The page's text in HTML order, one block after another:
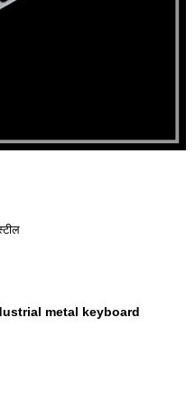
metal keyboard